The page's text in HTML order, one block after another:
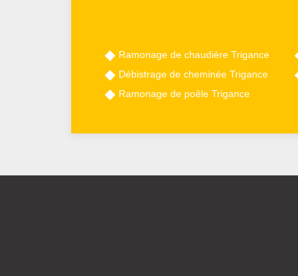
Ramonage de chaudière Trigance
Débistrage de cheminée Trigance
Ramonage de poêle Trigance